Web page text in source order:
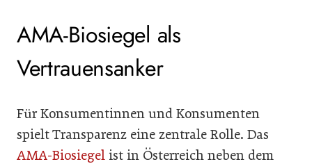
AMA-Biosiegel als
Vertrauensanker
Für Konsumentinnen und Konsumenten
spielt Transparenz eine zentrale Rolle. Das
AMA-Biosiegel ist in Österreich neben dem